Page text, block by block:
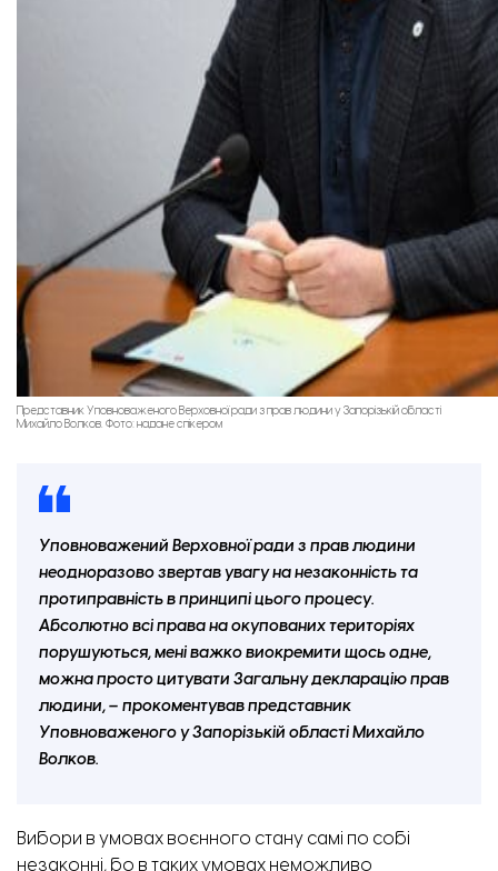
Представник Уповноваженого Верховної ради з прав людини у Запорізькій області
Михайло Волков. Фото: надане спікером
Уповноважений Верховної ради з прав людини
неодноразово звертав увагу на незаконність та
протиправність в принципі цього процесу.
Абсолютно всі права на окупованих територіях
порушуються, мені важко виокремити щось одне,
можна просто цитувати Загальну декларацію прав
людини, – прокоментував представник
Уповноваженого у Запорізькій області Михайло
Волков.
Вибори в умовах воєнного стану самі по собі
незаконні, бо в таких умовах неможливо